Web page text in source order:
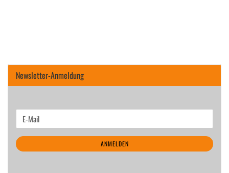
Newsletter-Anmeldung
WEITER
ZUR
NEWSLETTER-
ANMELDUNG
E-
Mail
ANMELDEN